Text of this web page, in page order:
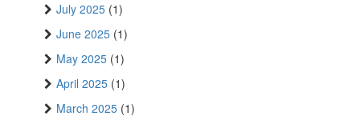
July 2025 (1)
June 2025 (1)
May 2025 (1)
April 2025 (1)
March 2025 (1)